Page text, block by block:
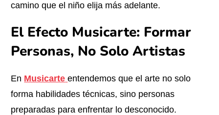
camino que el niño elija más adelante.
El Efecto Musicarte: Formar
Personas, No Solo Artistas
En Musicarte entendemos que el arte no solo
forma habilidades técnicas, sino personas
preparadas para enfrentar lo desconocido.